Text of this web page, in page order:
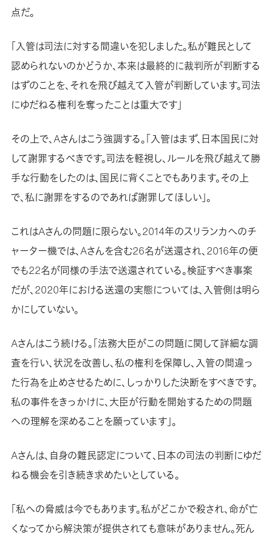
点だ。
「入管は司法に対する間違いを犯しました。私が難民として
認められないのかどうか、本来は最終的に裁判所が判断する
はずのことを、それを飛び越えて入管が判断しています。司法
にゆだねる権利を奪ったことは重大です」
その上で、Aさんはこう強調する。「入管はまず、日本国民に対
して謝罪するべきです。司法を軽視し、ルールを飛び越えて勝
手な行動をしたのは、国民に背くことでもあります。その上
で、私に謝罪をするのであれば謝罪してほしい」。
これはAさんの問題に限らない。2014年のスリランカへのチ
ャーター機では、Aさんを含む26名が送還され、2016年の便
でも22名が同様の手法で送還されている。検証すべき事案
だが、2020年における送還の実態については、入管側は明ら
かにしていない。
Aさんはこう続ける。「法務大臣がこの問題に関して詳細な調
査を行い、状況を改善し、私の権利を保障し、入管の間違っ
た行為を止めさせるために、しっかりした決断をすべきです。
私の事件をきっかけに、大臣が行動を開始するための問題
への理解を深めることを願っています」。
Aさんは、自身の難民認定について、日本の司法の判断にゆだ
ねる機会を引き続き求めたいとしている。
「私への脅威は今でもあります。私がどこかで殺され、命が亡
くなってから解決策が提供されても意味がありません。死ん